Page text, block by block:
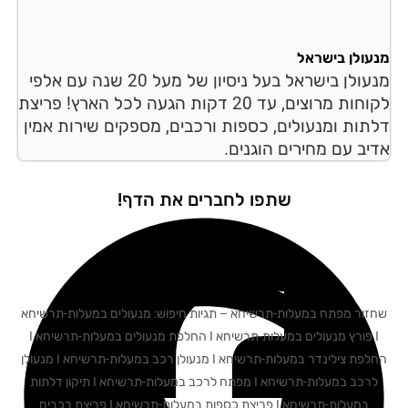
בישראל
מנעולן בישראל בעל ניסיון של מעל 20 שנה עם אלפי
לקוחות מרוצים, עד 20 דקות הגעה לכל הארץ! פריצת
ומנעולים, כספות ורכבים, מספקים שירות אמין
עם מחירים הוגנים.
שתפו לחברים את הדף!
מפתח במעלות-תרשיחא – תגיות חיפוש: מנעולים במעלות-תרשיחא
I פורץ מנעולים במעלות-תרשיחא I החלפת מנעולים במעלות-תרשיחא I
החלפת צילינדר במעלות-תרשיחא I מנעולן רכב במעלות-תרשיחא I מנעולן
לרכב במעלות-תרשיחא I מפתח לרכב במעלות-תרשיחא I תיקון דלתות
במעלות-תרשיחא I פריצת כספות במעלות-תרשיחא I פריצת רכבים